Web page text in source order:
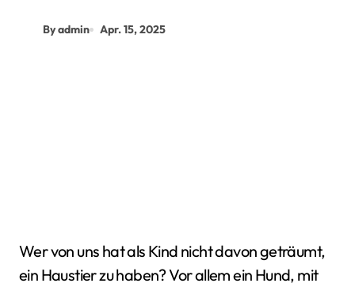
By admin Apr. 15, 2025
Wer von uns hat als Kind nicht davon geträumt,
ein Haustier zu haben? Vor allem ein Hund, mit